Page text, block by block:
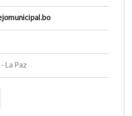
La Paz